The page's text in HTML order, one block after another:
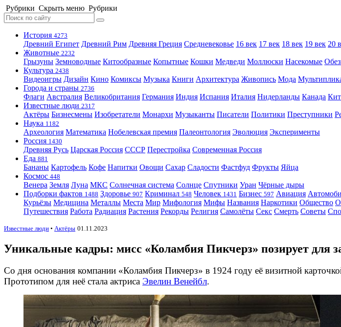
Рубрики Скрыть меню Рубрики
История 4273
Древний Египет Древний Рим Древняя Греция Средневековье 16 век 17 век 18 век 19 век 20
Животные 2232
Грызуны Земноводные Китообразные Копытные Кошки Медведи Моллюски Насекомые
Культура 2438
Видеоигры Дизайн Кино Комиксы Музыка Книги Архитектура Живопись Мода
Города и страны 2736
Флаги Австралия Великобритания Германия Индия Испания Италия Нидерланды Канада
Известные люди 2317
Актёры Бизнесмены Изобретатели Монархи Музыканты Писатели Политики Преступники
Наука 1182
Археология Математика Нобелевская премия Палеонтология Эволюция Эксперименты
Россия 1430
Древняя Русь Царская Россия СССР Перестройка Современная Россия
Еда 881
Бананы Картофель Кофе Напитки Овощи Сахар Сладости Фастфуд Фрукты Яйца
Космос 448
Венера Земля Луна МКС Солнечная система Солнце Спутники Уран Чёрные дыры
Подборки фактов 1488 Здоровье 907 Криминал 548 Человек 1431 Бизнес 597 Авиация
Курьёзы Медицина Металлы Места Мир Мифология Мифы Названия Наркотики Общество
Путешествия Работа Радиация Растения Рекорды Религия Самолёты Секс Смерть Советы
Известные люди • Актёры 01.11.2023
Уникальные кадры: мисс «Коламбия Пикчерз» позирует для
Со дня основания компании «Коламбия Пикчерз» в 1924 году её визитной
Прототипом для неё стала актриса Эвелин Венейбл.